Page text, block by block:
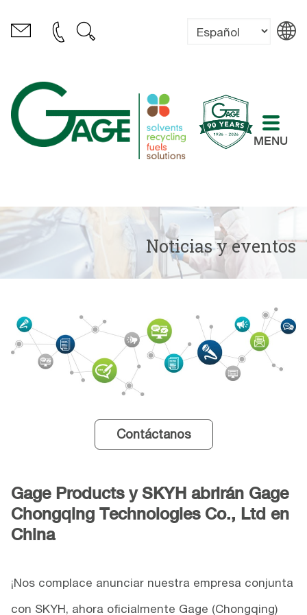
MENU
Noticias y eventos
Contáctanos
Gage Products y SKYH abrirán Gage
Chongqing Technologies Co., Ltd en
China
¡Nos complace anunciar nuestra empresa conjunta
con SKYH, ahora oficialmente Gage (Chongqing)